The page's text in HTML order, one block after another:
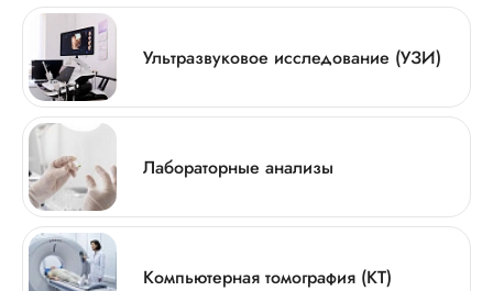
Ультразвуковое исследование (УЗИ)
Лабораторные анализы
Компьютерная томография (КТ)